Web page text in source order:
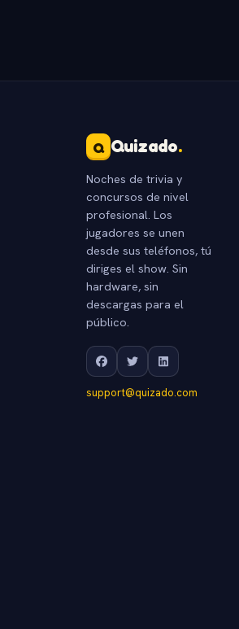
Q Quizado.
Noches de trivia y
concursos de nivel
profesional. Los
jugadores se unen
desde sus teléfonos, tú
diriges el show. Sin
hardware, sin
descargas para el
público.
support@quizado.com